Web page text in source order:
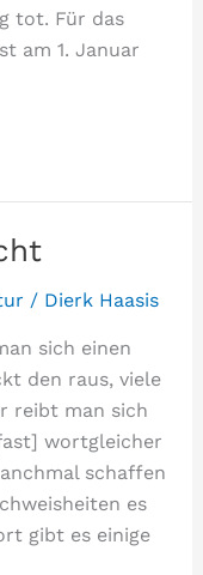
tot. Für das
am 1. Januar
/ Dierk Haasis
sich einen
den raus, viele
reibt man sich
wortgleicher
schaffen
es
gibt es einige